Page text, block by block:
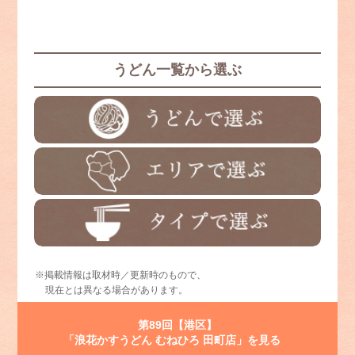
第89回【港区】
「浪花かすうどん むねひろ 田町店」を見る
※掲載情報は取材時／更新時のもので、
現在とは異なる場合があります。
うどん一覧から選ぶ